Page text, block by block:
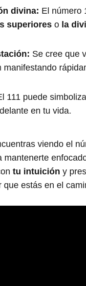
divina: El número
superiores o la
Se cree que
manifestando
111 puede
en tu vida.
viendo el
mantenerte
tu intuición y
que estás en el